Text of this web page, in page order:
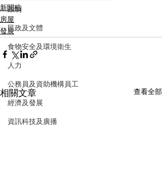
政制
民政及文體
食物安全及環境衛生
人力
公務員及資助機構員工
經濟及發展
資訊科技及廣播
新聞稿
房屋
發展
相關文章 查看全部